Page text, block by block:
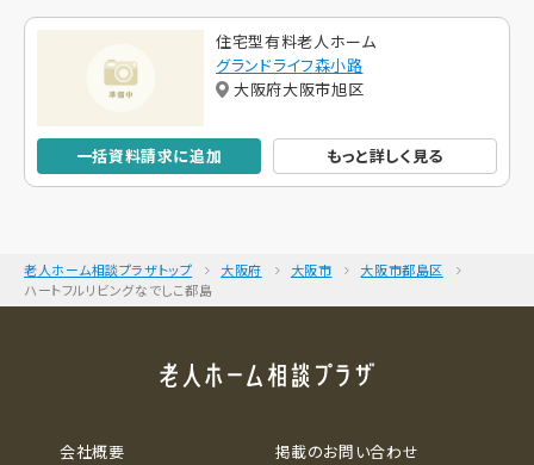
住宅型有料老人ホーム
グランドライフ森小路
大阪府大阪市旭区
一括資料請求に追加 もっと詳しく見る
老人ホーム相談プラザトップ 大阪府 大阪市
大阪市都島区
ハートフルリビングなでしこ都島
会社概要 掲載のお問い合わせ